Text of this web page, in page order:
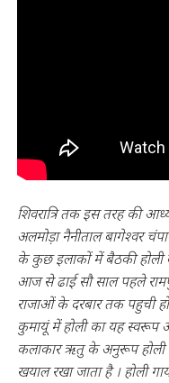
शिवरात्रि तक इस तरह की
अलमोड़ा नैनीताल बागेश्वर
के कुछ इलाकों में बैठकी होली
आज से ढाई सौ साल पहले
राजाओं के दरबार तक पहुची
कुमायूं में होली का यह स्वरूप
कलाकार ऋतु के अनुरूप होली
खयाल रखा जाता है । होली